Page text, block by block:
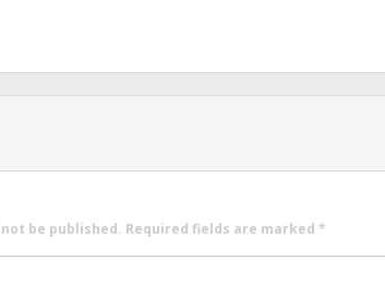
be published. Required fields are marked *